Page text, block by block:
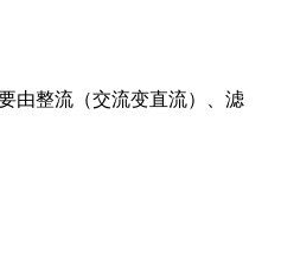
由整流（交流变直流）、滤